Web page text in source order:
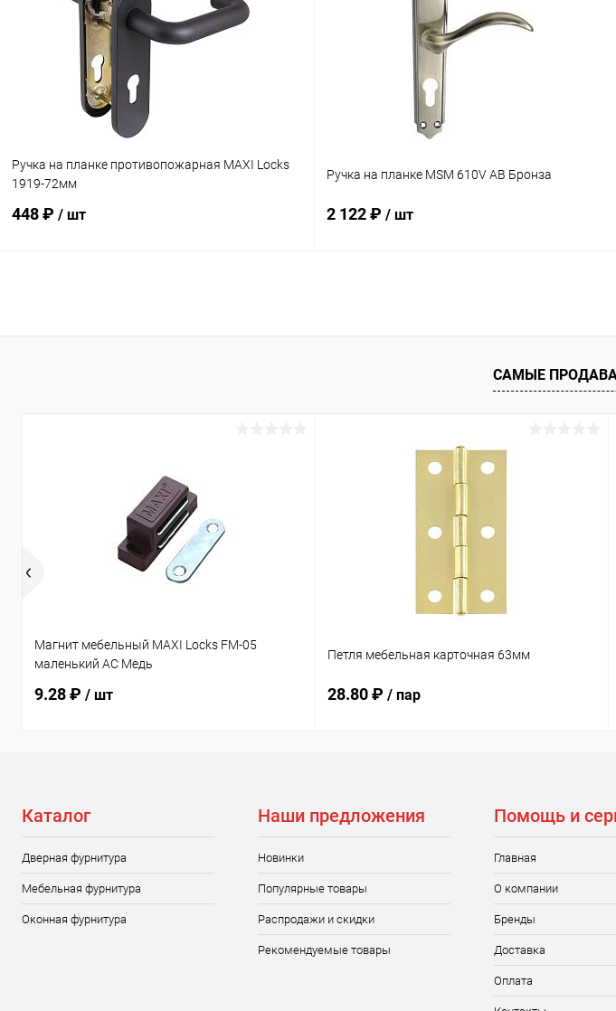
Купить в 1 клик Сравнение
В избранное
Купить в 1 клик Сравнение
Ручка на планке противопожарная MAXI Locks
1919-72мм
448 ₽ / шт
Купить в 1 клик Сравнение
Ручка на планке MSM 610V AB Бронза
2 122 ₽ / шт
Купить в 1 клик Сравнение
В наличии
САМЫЕ
Магнит мебельный MAXI Locks FM-05
маленький AC Медь
9.28 ₽ / шт
Петля мебельная карточная 63мм
28.80 ₽ / пар
Каталог
Дверная фурнитура
Мебельная фурнитура
Оконная фурнитура
Наши предложения
Новинки
Популярные товары
Распродажи и скидки
Рекомендуемые товары
Помощь и
Главная
О компании
Бренды
Доставка
Оплата